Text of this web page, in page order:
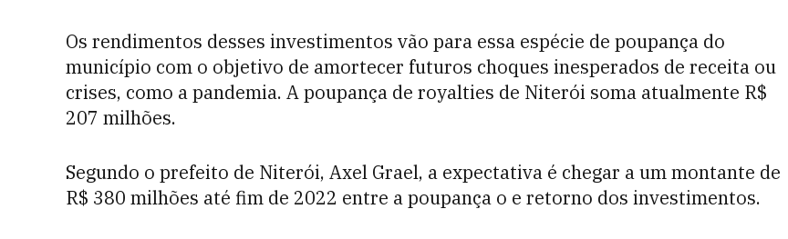
Os rendimentos desses investimentos vão para essa espécie de poupança do
município com o objetivo de amortecer futuros choques inesperados de receita ou
crises, como a pandemia. A poupança de royalties de Niterói soma atualmente R$
207 milhões.
Segundo o prefeito de Niterói, Axel Grael, a expectativa é chegar a um montante de
R$ 380 milhões até fim de 2022 entre a poupança o e retorno dos investimentos.